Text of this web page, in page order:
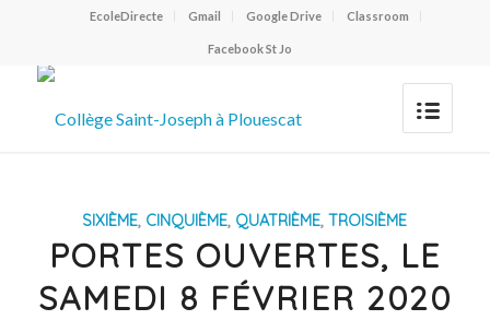
EcoleDirecte Gmail Google Drive Classroom
Facebook St Jo
SIXIÈME, CINQUIÈME, QUATRIÈME,TROISIÈME
PORTES OUVERTES, LE
SAMEDI 8 FÉVRIER 2020